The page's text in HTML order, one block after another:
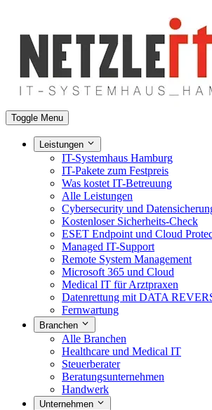
Toggle Menu
Leistungen
IT-Systemhaus Hamburg
IT-Pakete zum Festpreis
Was kostet IT-Betreuung
Alle Leistungen
Cybersecurity und
Kostenloser Sicherheits-Check
ESET Endpoint und Cloud
Managed IT-Support
Remote System Management
Microsoft 365 und Cloud
Medical IT für Arztpraxen
Datenrettung mit DATA
Fernwartung
Branchen
Alle Branchen
Healthcare und Medical IT
Steuerberater
Beratungsunternehmen
Handwerk
Unternehmen